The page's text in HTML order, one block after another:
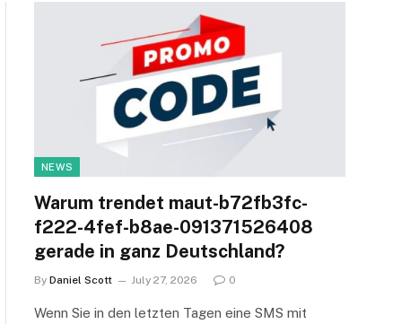
NEWS
Warum trendet maut-b72fb3fc-
f222-4fef-b8ae-091371526408
gerade in ganz Deutschland?
By Daniel Scott July 27, 2026 0
Wenn Sie in den letzten Tagen eine SMS mit